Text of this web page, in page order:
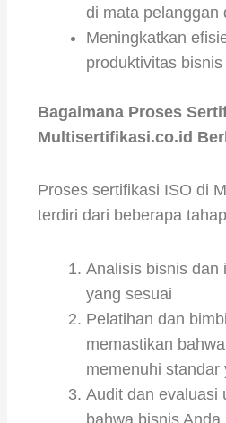
di mata pelanggan
Meningkatkan
produktivitas bisnis
Bagaimana Proses
Multisertifikasi.co.id
Proses sertifikasi ISO di
terdiri dari beberapa
Analisis bisnis dan
yang sesuai
Pelatihan dan
memastikan
memenuhi standar
Audit dan evaluasi
bahwa bisnis